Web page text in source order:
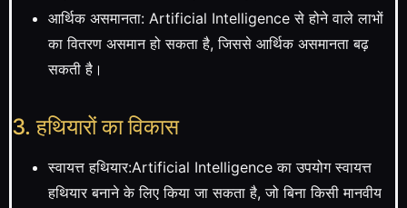
आर्थिक असमानता: Artificial Intelligence से होने वाले लाभों
का वितरण असमान हो सकता है, जिससे आर्थिक असमानता बढ़
सकती है।
3. हथियारों का विकास
स्वायत्त हथियार:Artificial Intelligence का उपयोग स्वायत्त
हथियार बनाने के लिए किया जा सकता है, जो बिना किसी मानवीय